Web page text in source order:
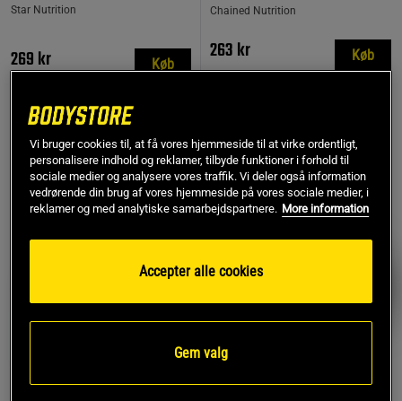
Star Nutrition
269 kr Køb
Chained Nutrition
263 kr Køb
MEST SOLGTE
PRISFUND
Vi bruger cookies til, at få vores hjemmeside til at virke ordentligt,
personalisere indhold og reklamer, tilbyde funktioner i forhold til
sociale medier og analysere vores traffik. Vi deler også information
vedrørende din brug af vores hjemmeside på vores sociale medier, i
reklamer og med analytiske samarbejdspartnere. More information
Accepter alle cookies
Gem valg